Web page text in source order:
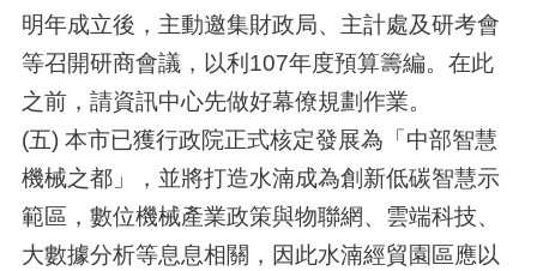
明年成立後，主動邀集財政局、主計處及研考會
等召開研商會議，以利107年度預算籌編。在此
之前，請資訊中心先做好幕僚規劃作業。
(五) 本市已獲行政院正式核定發展為「中部智慧
機械之都」，並將打造水湳成為創新低碳智慧示
範區，數位機械產業政策與物聯網、雲端科技、
大數據分析等息息相關，因此水湳經貿園區應以